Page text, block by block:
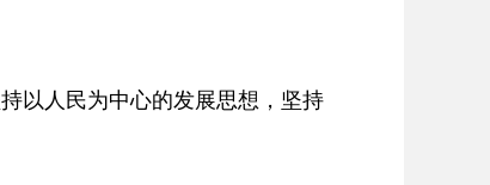
以人民为中心的发展思想，坚持